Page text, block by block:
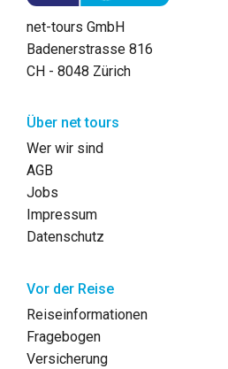
net-tours GmbH
Badenerstrasse 816
CH - 8048 Zürich
Über net tours
Wer wir sind
AGB
Jobs
Impressum
Datenschutz
Vor der Reise
Reiseinformationen
Fragebogen
Versicherung